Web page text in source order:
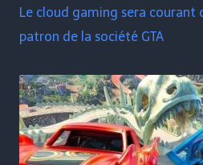
Le cloud gaming sera courant
patron de la société GTA